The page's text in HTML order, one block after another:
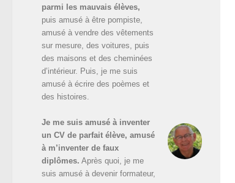
parmi les mauvais élèves,
puis amusé à être pompiste,
amusé à vendre des vêtements
sur mesure, des voitures, puis
des maisons et des cheminées
d’intérieur. Puis, je me suis
amusé à écrire des poèmes et
des histoires.
Je me suis amusé à inventer
un CV de parfait élève, amusé
à m’inventer de faux
diplômes. Après quoi, je me
suis amusé à devenir formateur,